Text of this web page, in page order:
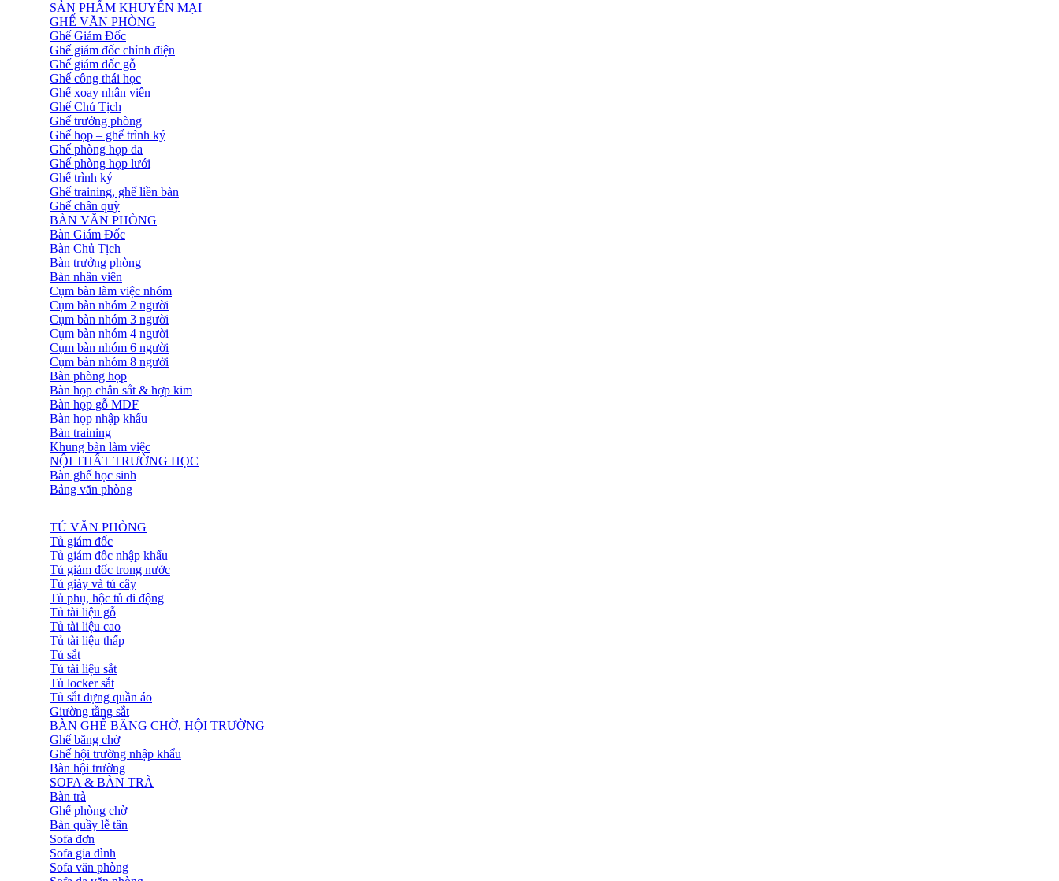
SẢN PHẨM KHUYẾN MẠI
GHẾ VĂN PHÒNG
Ghế Giám Đốc
Ghế giám đốc chỉnh điện
Ghế giám đốc gỗ
Ghế công thái học
Ghế xoay nhân viên
Ghế Chủ Tịch
Ghế trưởng phòng
Ghế họp – ghế trình ký
Ghế phòng họp da
Ghế phòng họp lưới
Ghế trình ký
Ghế training, ghế liền bàn
Ghế chân quỳ
BÀN VĂN PHÒNG
Bàn Giám Đốc
Bàn Chủ Tịch
Bàn trưởng phòng
Bàn nhân viên
Cụm bàn làm việc nhóm
Cụm bàn nhóm 2 người
Cụm bàn nhóm 3 người
Cụm bàn nhóm 4 người
Cụm bàn nhóm 6 người
Cụm bàn nhóm 8 người
Bàn phòng họp
Bàn họp chân sắt & hợp kim
Bàn họp gỗ MDF
Bàn họp nhập khẩu
Bàn training
Khung bàn làm việc
NỘI THẤT TRƯỜNG HỌC
Bàn ghế học sinh
Bảng văn phòng
TỦ VĂN PHÒNG
Tủ giám đốc
Tủ giám đốc nhập khẩu
Tủ giám đốc trong nước
Tủ giày và tủ cây
Tủ phụ, hộc tủ di động
Tủ tài liệu gỗ
Tủ tài liệu cao
Tủ tài liệu thấp
Tủ sắt
Tủ tài liệu sắt
Tủ locker sắt
Tủ sắt đựng quần áo
Giường tầng sắt
BÀN GHẾ BĂNG CHỜ, HỘI TRƯỜNG
Ghế băng chờ
Ghế hội trường nhập khẩu
Bàn hội trường
SOFA & BÀN TRÀ
Bàn trà
Ghế phòng chờ
Bàn quầy lễ tân
Sofa đơn
Sofa gia đình
Sofa văn phòng